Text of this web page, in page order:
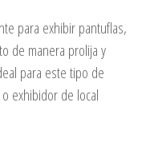
para exhibir pantuflas,
de manera prolija y
para este tipo de
exhibidor de local